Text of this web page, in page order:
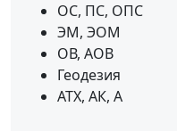
ОС, ПС, ОПС
ЭМ, ЭОМ
ОВ, АОВ
Геодезия
АТХ, АК, А